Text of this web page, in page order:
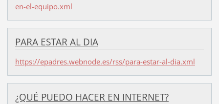
en-el-equipo.xml
PARA ESTAR AL DIA
https://epadres.webnode.es/rss/para-estar-al-dia.xml
¿QUÉ PUEDO HACER EN INTERNET?